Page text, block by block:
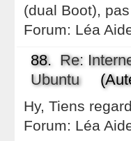
(dual Boot),
Forum: Léa
88. Re:
Ubuntu
Hy, Tiens
Forum: Léa